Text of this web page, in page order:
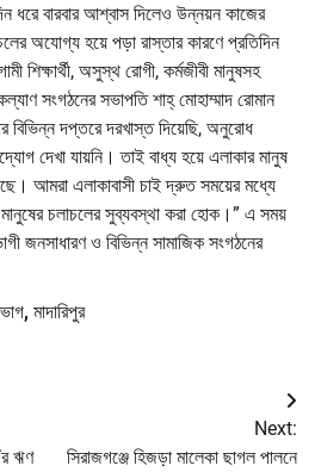
ধরে বারবার আশ্বাস দিলেও উন্নয়ন কাজের
অযোগ্য হয়ে পড়া রাস্তার কারণে প্রতিদিন
শিক্ষার্থী, অসুস্থ রোগী, কর্মজীবী মানুষসহ
সংগঠনের সভাপতি শাহ্ মোহাম্মাদ রোমান
বিভিন্ন দপ্তরে দরখাস্ত দিয়েছি, অনুরোধ
দেখা যায়নি। তাই বাধ্য হয়ে এলাকার মানুষ
আমরা এলাকাবাসী চাই দ্রুত সময়ের মধ্যে
চলাচলের সুব্যবস্থা করা হোক।” এ সময়
জনসাধারণ ও বিভিন্ন সামাজিক সংগঠনের
, মাদারিপুর
ঋণ
Next:
সিরাজগঞ্জে হিজড়া মালেকা ছাগল পালনে